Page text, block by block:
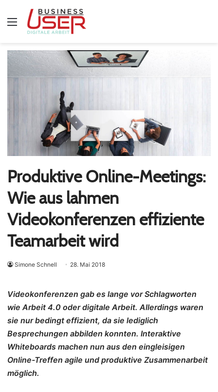
Menü
Produktive Online-Meetings:
Wie aus lahmen
Videokonferenzen effiziente
Teamarbeit wird
Simone Schnell 28. Mai 2018
Videokonferenzen gab es lange vor Schlagworten
wie Arbeit 4.0 oder digitale Arbeit. Allerdings waren
sie nur bedingt effizient, da sie lediglich
Besprechungen abbilden konnten. Interaktive
Whiteboards machen nun aus den eingleisigen
Online-Treffen agile und produktive Zusammenarbeit
möglich.